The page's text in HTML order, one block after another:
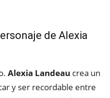
de Alexia
Alexia Landeau crea un
y ser recordable entre